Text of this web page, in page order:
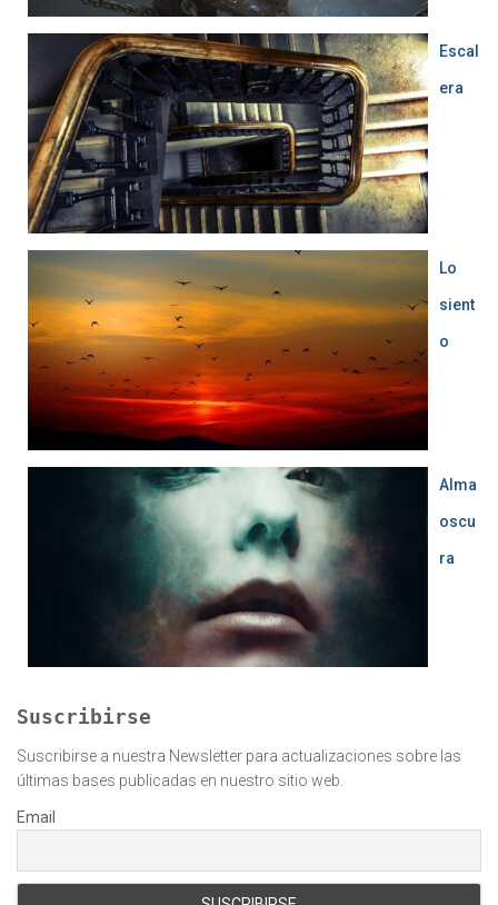
Escal
era
Lo
sient
o
Alma
oscu
ra
Suscribirse
Suscribirse a nuestra Newsletter para actualizaciones sobre las
últimas bases publicadas en nuestro sitio web.
Email